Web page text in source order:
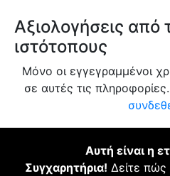
Αξιολογήσεις
ιστότοπους
Μόνο οι εγγεγραμμένοι
σε αυτές τις πληροφορίες.
Αυτή είναι η
Συγχαρητήρια! Δείτε πώς